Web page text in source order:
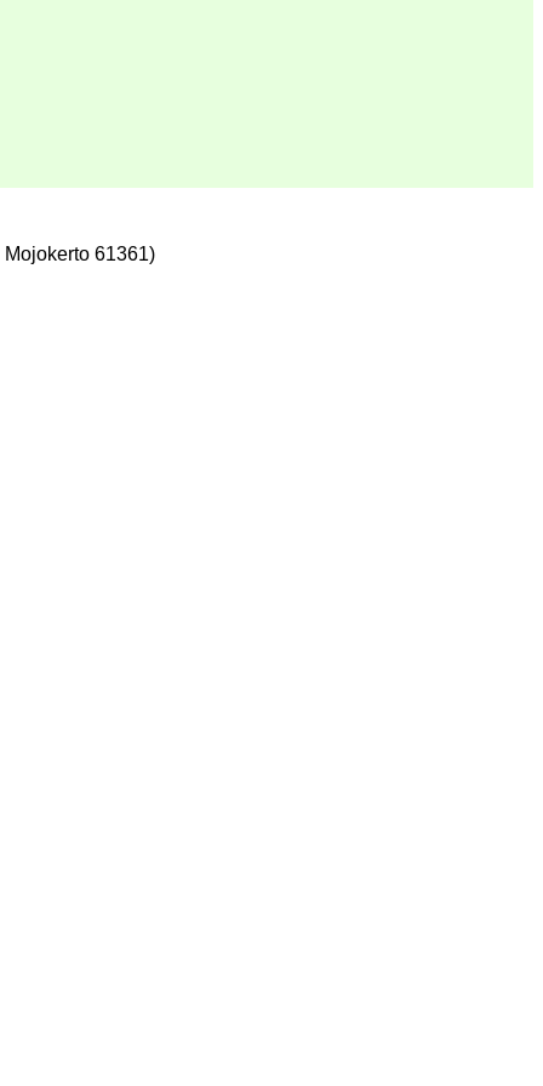
61361)